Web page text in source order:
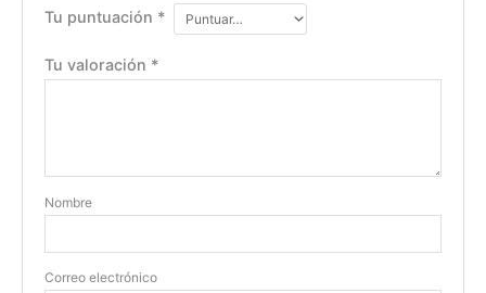
Tu puntuación *
Tu valoración *
Nombre
Correo electrónico